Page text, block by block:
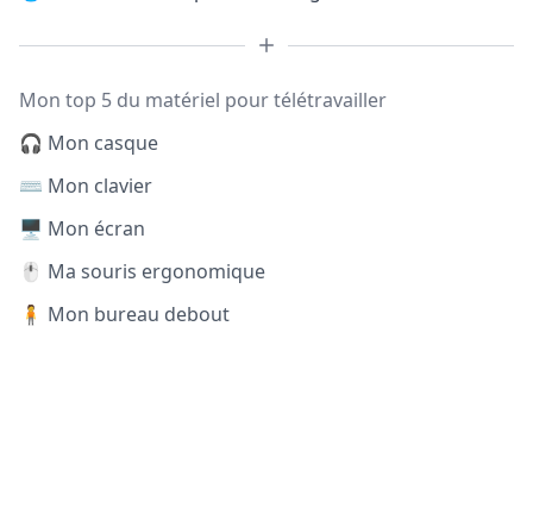
Mon top 5 du matériel pour télétravailler
🎧 Mon casque
⌨️ Mon clavier
🖥️ Mon écran
🖱️ Ma souris ergonomique
🧍 Mon bureau debout